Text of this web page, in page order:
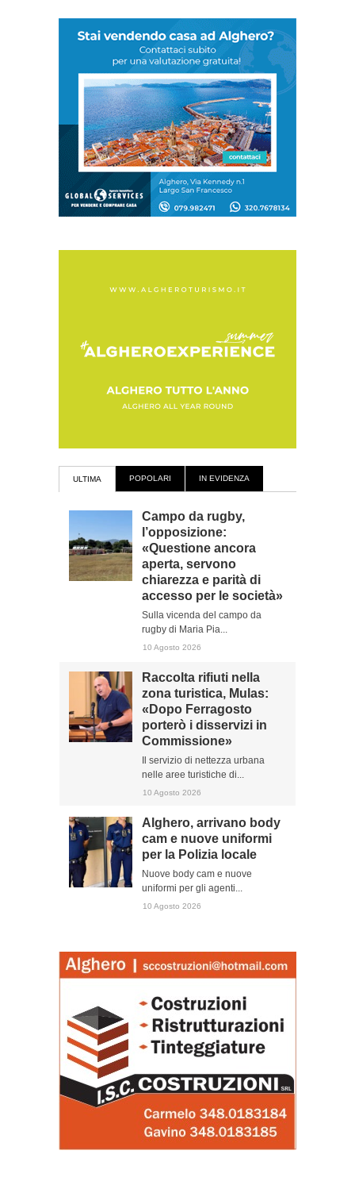
ULTIMA POPOLARI IN EVIDENZA
Campo da rugby,
l’opposizione:
«Questione ancora
aperta, servono
chiarezza e parità di
accesso per le società»
Sulla vicenda del campo da
rugby di Maria Pia...
10 Agosto 2026
Raccolta rifiuti nella
zona turistica, Mulas:
«Dopo Ferragosto
porterò i disservizi in
Commissione»
Il servizio di nettezza urbana
nelle aree turistiche di...
10 Agosto 2026
Alghero, arrivano body
cam e nuove uniformi
per la Polizia locale
Nuove body cam e nuove
uniformi per gli agenti...
10 Agosto 2026